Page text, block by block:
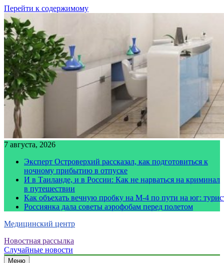
Перейти к содержимому
7 августа, 2026
Эксперт Островерхий рассказал, как подготовиться к
ночному прибытию в отпуске
И в Таиланде, и в России: Как не нарваться на криминал
в путешествии
Как объехать вечную пробку на М-4 по пути на юг:
Россиянка дала советы аэрофобам перед полетом
Медицинский центр
Новостная рассылка
Случайные новости
Меню